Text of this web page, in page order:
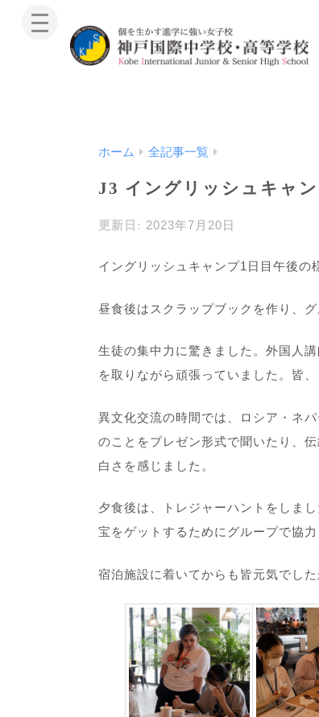
ホーム 全記事一覧
J3 イングリッシュキャ
2023年7月20日
イングリッシュキャンプ1 日目午後の
昼食後はスクラップブックを作り、
生徒の集中力に驚きました。 外国人
を取りながら頑張っていました。 皆
異文化交流の時間では、ロシア・ネ
のことをプレゼン形式で聞いたり、
白さを感じました。
夕食後は、トレジャーハントをしま
宝をゲットするためにグループで協
宿泊施設に着いてからも皆元気でし